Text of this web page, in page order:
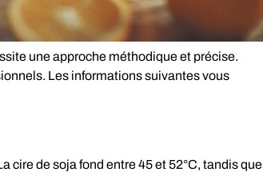
une approche méthodique et précise.
Les informations suivantes vous
cire de soja fond entre 45 et 52°C, tandis que